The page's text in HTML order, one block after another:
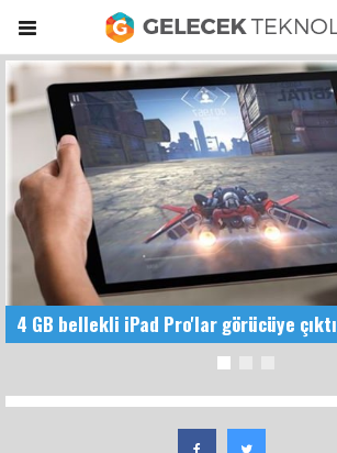
4 GB bellekli iPad Pro'lar görücüye çıktı